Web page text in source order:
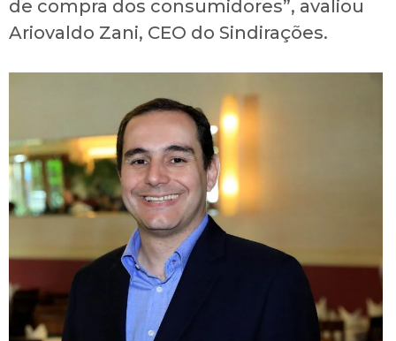
de compra dos consumidores”, avaliou
Ariovaldo Zani, CEO do Sindirações.